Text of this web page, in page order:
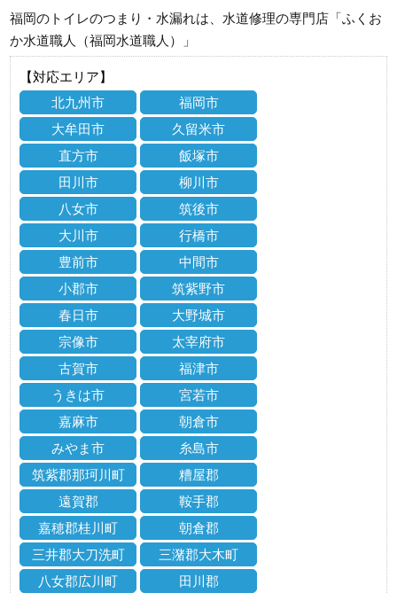
福岡のトイレのつまり・水漏れは、水道修理の専門店「ふくお
か水道職人（福岡水道職人）」
【対応エリア】
北九州市
福岡市
大牟田市
久留米市
直方市
飯塚市
田川市
柳川市
八女市
筑後市
大川市
行橋市
豊前市
中間市
小郡市
筑紫野市
春日市
大野城市
宗像市
太宰府市
古賀市
福津市
うきは市
宮若市
嘉麻市
朝倉市
みやま市
糸島市
筑紫郡那珂川町
糟屋郡
遠賀郡
鞍手郡
嘉穂郡桂川町
朝倉郡
三井郡大刀洗町
三潴郡大木町
八女郡広川町
田川郡